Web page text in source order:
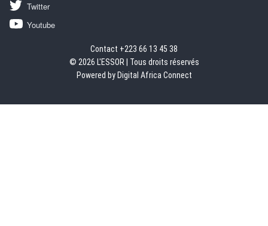
Twitter
Youtube
Contact +223 66 13 45 38
© 2026 L'ESSOR | Tous droits réservés
Powered by Digital Africa Connect